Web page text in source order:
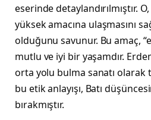
eserinde detaylandırılmıştır.
yüksek amacına ulaşmasını
olduğunu savunur. Bu amaç,
mutlu ve iyi bir yaşamdır.
orta yolu bulma sanatı olarak
bu etik anlayışı, Batı
bırakmıştır.